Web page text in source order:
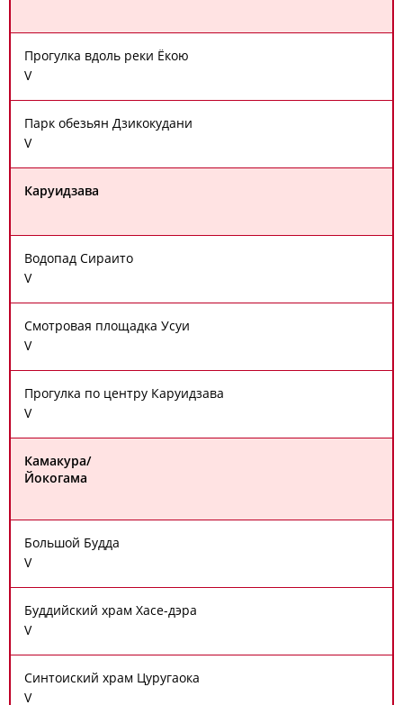
Прогулка вдоль реки Ёкою
V
Парк обезьян Дзикокудани
V
Каруидзава
Водопад Сираито
V
Смотровая площадка Усуи
V
Прогулка по центру Каруидзава
V
Камакура/
Йокогама
Большой Будда
V
Буддийский храм Хасе-дэра
V
Синтоиский храм Цуругаока
V